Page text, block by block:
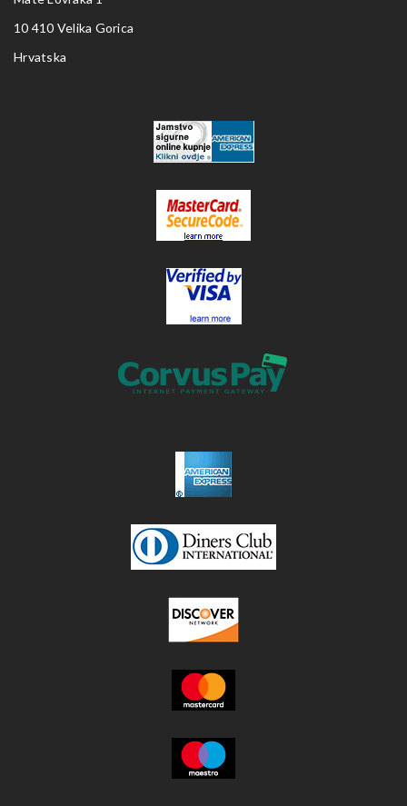
10 410 Velika Gorica
Hrvatska